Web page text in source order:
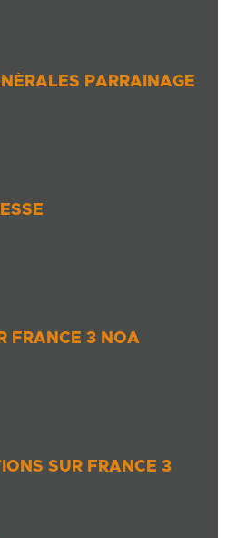
PARRAINAGE
FRANCE 3 NOA
SUR FRANCE 3